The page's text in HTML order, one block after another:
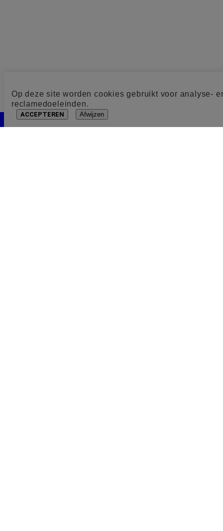
Op deze site worden cookies gebruikt voor analyse-
reclamedoeleinden.
ACCEPTEREN Afwijzen
Cookie toestemming